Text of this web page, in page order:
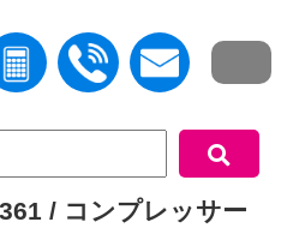
/ コンプレッサー